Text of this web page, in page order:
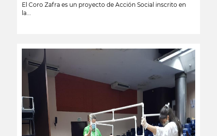
El Coro Zafra es un proyecto de Acción Social inscrito en
la...